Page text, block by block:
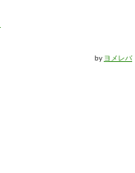
by ヨメレバ